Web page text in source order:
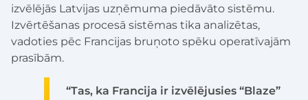
izvēlējās Latvijas uzņēmuma piedāvāto sistēmu.
Izvērtēšanas procesā sistēmas tika analizētas,
vadoties pēc Francijas bruņoto spēku operatīvajām
prasībām.
“Tas, ka Francija ir izvēlējusies “Blaze”